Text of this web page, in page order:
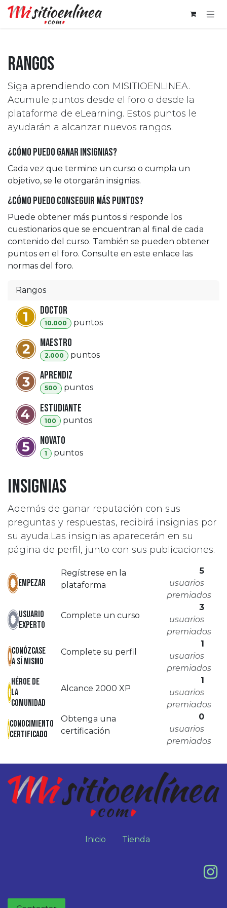
Ir al contenido
Rangos
Siga aprendiendo con MISITIOENLINEA.
Acumule puntos desde el foro o desde la
plataforma de eLearning. Estos puntos le
ayudarán a alcanzar nuevos rangos.
¿Cómo puedo ganar insignias?
Cada vez que termine un curso o cumpla un
objetivo, se le otorgarán insignias.
¿Cómo puedo conseguir más puntos?
Puede obtener más puntos si responde los
cuestionarios que se encuentran al final de cada
contenido del curso. También se pueden obtener
puntos en el foro. Consulte en este enlace las
normas del foro.
Rangos
Doctor
10.000 puntos
Maestro
2.000 puntos
Aprendiz
500 puntos
Estudiante
100 puntos
Novato
1 puntos
Insignias
Además de ganar reputación con sus
preguntas y respuestas, recibirá insignias por
su ayuda.Las insignias aparecerán en su
página de perfil, junto con sus publicaciones.
Empezar
Regístrese en la
plataforma
5
usuarios
premiados
Usuario
experto
Complete un curso
3
usuarios
premiados
Conózcase
a sí mismo
Complete su perfil
1
usuarios
premiados
Héroe de
la
comunidad
Alcance 2000 XP
1
usuarios
premiados
Conocimiento
certificado
Obtenga una
certificación
0
usuarios
premiados
Inicio Tienda